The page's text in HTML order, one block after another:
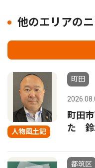
他のエリアの
人物風土記
町田
町田
た 鈴
都筑区